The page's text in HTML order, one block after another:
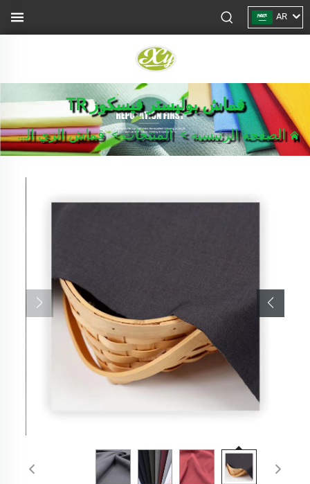
AR
قماش بوليستر فيسكوز TR
الصفحة الرئيسية>المنتجات>قماش الزي الرسمي/بدلة